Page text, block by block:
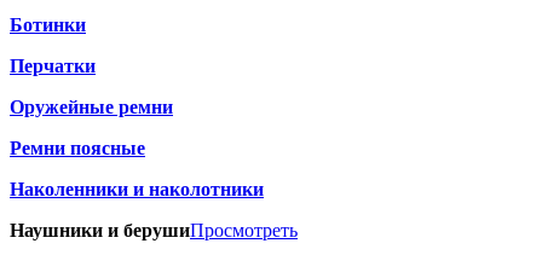
Ботинки
Перчатки
Оружейные ремни
Ремни поясные
Наколенники и наколотники
Наушники и берушиПросмотреть